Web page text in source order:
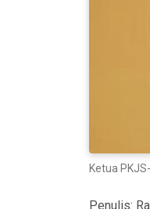
Ketua
Penulis: